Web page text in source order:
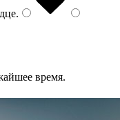
.
время.